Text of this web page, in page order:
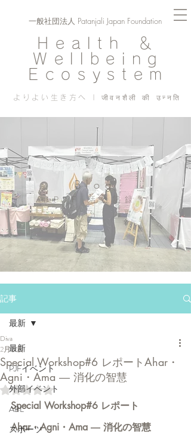
Health ＆
Wellbeing
Ecosystem
よりよい生き方へ | जीवनशैली की उन्नति
一般社団法人 Patanjali Japan Foundation
Blog
PJF ​活動記録
記事
最新
PJFイベント
外部イベント
ABL
スポーツ
最新
Special Workshop#6 レポートAhar・
Agni・Ama ― 消化の智慧
Diva
2月21日
5つ星のうちNaNと評価されています。
Special Workshop#6 レポート
Ahar・Agni・Ama ― 消化の智慧